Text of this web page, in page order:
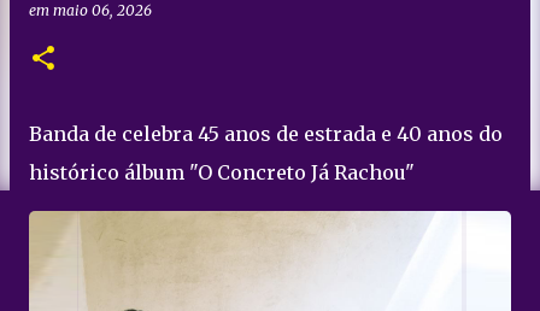
em maio 06, 2026
Banda de celebra 45 anos de estrada e 40 anos do
histórico álbum "O Concreto Já Rachou"